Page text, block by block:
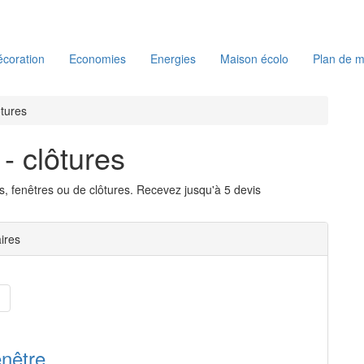
Economies Energies Maison écolo Plan de
clôtures
fenêtres ou de clôtures. Recevez jusqu'à 5 devis